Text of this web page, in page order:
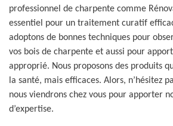
professionnel de charpente comme
essentiel pour un traitement curatif
adoptons de bonnes techniques pour
vos bois de charpente et aussi pour
approprié. Nous proposons des produits
la santé, mais efficaces. Alors, n’hésitez
nous viendrons chez vous pour apporter
d’expertise.